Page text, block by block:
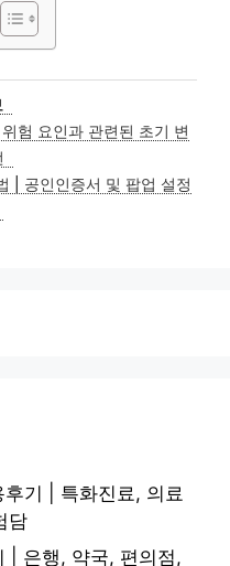
험 요인과 관련된 초기 변
| 공인인증서 및 팝업 설정
기 | 특화진료, 의료
담
| 은행, 약국, 편의점,